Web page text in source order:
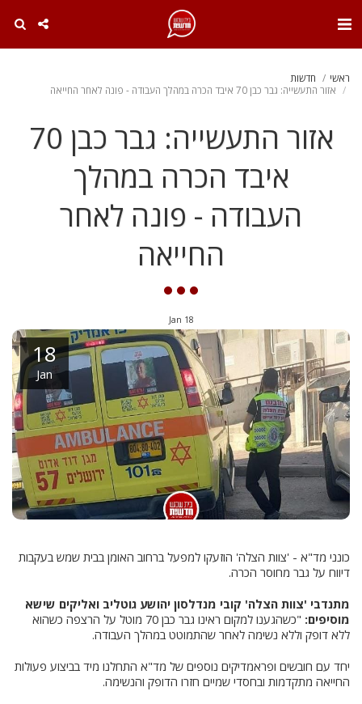
ראשי
חדשות
אזור התעשייה: גבר כבן 70 איבד הכרה במהלך העבודה - פונה לאחר החייאה
אזור התעשייה: גבר כבן 70
איבד הכרה במהלך
העבודה - פונה לאחר
החייאה
18
Jan
18
Jan
כונני מד"א - 'צוות הצלה' הוזעקו למפעל ברחוב האומן בבית שמש בעקבות
דיווח על גבר מחוסר הכרה.
מתנדבי 'צוות הצלה' קובי מנדלסון יהושע גוטליב ואליקים שישא
מוסיפים:
"כשהגענו למקום ראינו גבר כבן 70 מוטל על הרצפה כשהוא
ללא דופק וללא נשימה לאחר שהתמוטט במהלך העבודה.
יחד עם חובשים ופראמדיקים נוספים של מד"א התחלנו מיד בביצוע פעולות
החייאה מתקדמות ובחסדי שמיים חזרו הדופק והנשימה.